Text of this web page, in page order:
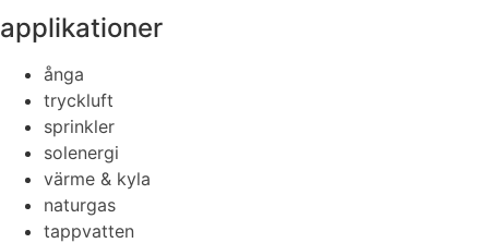
applikationer
ånga
tryckluft
sprinkler
solenergi
värme & kyla
naturgas
tappvatten